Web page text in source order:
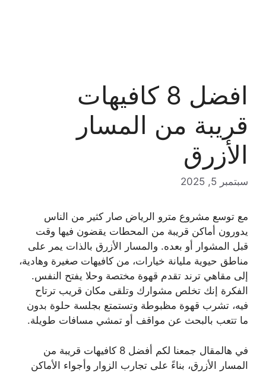
افضل 8 كافيهات
قريبة من المسار
الأزرق
سبتمبر 5, 2025
مع توسع مشروع مترو الرياض صار كثير من الناس
يدورون أماكن قريبة من المحطات يقضون فيها وقت
قبل المشوار أو بعده. والمسار الأزرق بالذات يمر على
مناطق حيوية مليانة خيارات، من كافيهات صغيرة وهادية،
إلى مقاهي ترند تقدم قهوة مختصة وحلا يفتح النفس.
الفكرة إنك تخلص مشوارك وتلقى مكان قريب ترتاح
فيه، تشرب قهوة مظبوطة وتستمتع بجلسة حلوة بدون
ما تتعب بالبحث عن مواقف أو تمشي مسافات طويلة.
في هالمقال جمعنا لكم أفضل 8 كافيهات قريبة من
المسار الأزرق، بناءً على تجارب الزوار وأجواء الأماكن